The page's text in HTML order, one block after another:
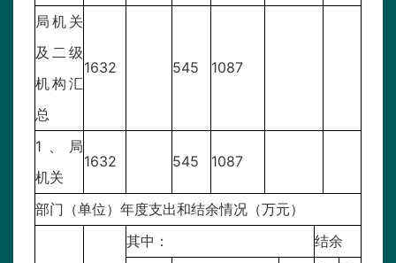
局机关
及二级
机构汇
总
1632 545 1087
1、局
机关
1632 545 1087
部门（单位）年度支出和结余情况（万元）
其中： 结余